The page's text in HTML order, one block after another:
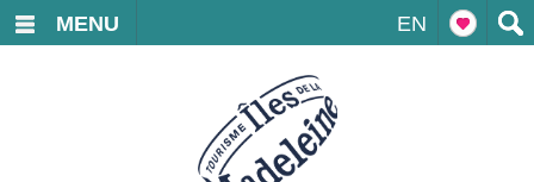
EN
MENU